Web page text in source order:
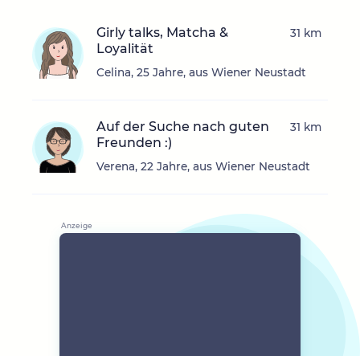
Girly talks, Matcha &
Loyalität
Celina, 25 Jahre, aus Wiener Neustadt
31 km
Auf der Suche nach guten
Freunden :)
Verena, 22 Jahre, aus Wiener Neustadt
31 km